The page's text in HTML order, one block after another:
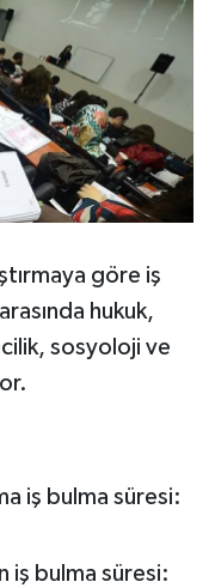
göre iş
hukuk,
sosyoloji ve
iş bulma süresi:
iş bulma süresi: